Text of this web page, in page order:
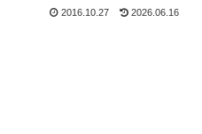
2016.10.27 2026.06.16